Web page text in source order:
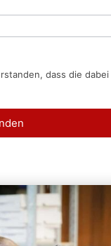
dass die